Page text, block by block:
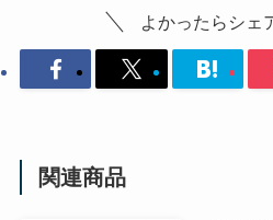
よかったらシェ
関連商品